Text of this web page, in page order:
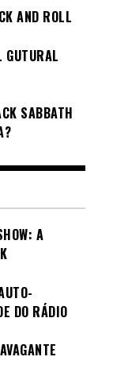
AND ROLL
GUTURAL
SABBATH
A
DO RÁDIO